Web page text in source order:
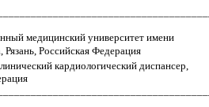
медицинский университет имени
Российская Федерация
кардиологический диспансер,